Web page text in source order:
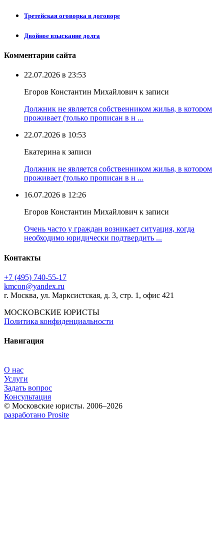
Третейская оговорка в договоре
Двойное взыскание долга
Комментарии сайта
22.07.2026 в 23:53
Егоров Константин Михайлович к записи
Должник не является собственником жилья, в котором
проживает (только прописан в н ...
22.07.2026 в 10:53
Екатерина к записи
Должник не является собственником жилья, в котором
проживает (только прописан в н ...
16.07.2026 в 12:26
Егоров Константин Михайлович к записи
Очень часто у граждан возникает ситуация, когда
необходимо юридически подтвердить ...
Контакты
+7 (495) 740‑55‑17
kmcon@yandex.ru
г. Москва, ул. Марксистская, д. 3, стр. 1, офис 421
МОСКОВСКИЕ ЮРИСТЫ
Политика конфиденциальности
Навигация
О нас
Услуги
Задать вопрос
Консультация
© Московские юристы. 2006–2026
разработано Prosite